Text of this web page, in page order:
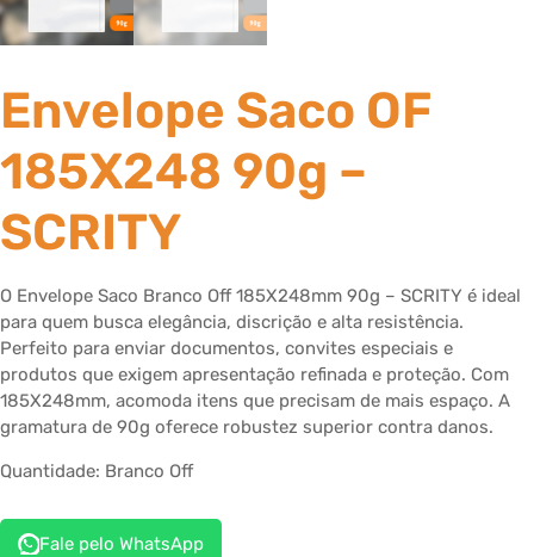
Envelope Saco OF
185X248 90g –
SCRITY
O Envelope Saco Branco Off 185X248mm 90g – SCRITY é ideal
para quem busca elegância, discrição e alta resistência.
Perfeito para enviar documentos, convites especiais e
produtos que exigem apresentação refinada e proteção. Com
185X248mm, acomoda itens que precisam de mais espaço. A
gramatura de 90g oferece robustez superior contra danos.
Quantidade: Branco Off
Fale pelo WhatsApp